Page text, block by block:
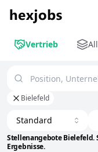
Vertrieb
Bielefeld
Stellenangebote Bielefeld.
Ergebnisse.
Standard